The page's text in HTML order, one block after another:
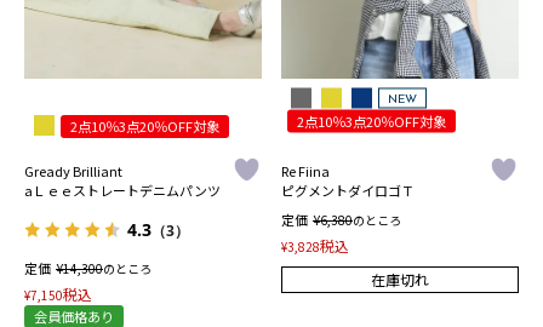
2点10％3点20％OFF対象
Gready Brilliant
aＬｅｅストレートデニムパンツ
4.3 （3）
定価 ¥14,300のところ
¥7,150税込
会員価格あり
NEW
2点10％3点20％OFF対象
Re Fiina
ピグメントダイロゴＴ
定価 ¥6,380のところ
¥3,828税込
在庫切れ